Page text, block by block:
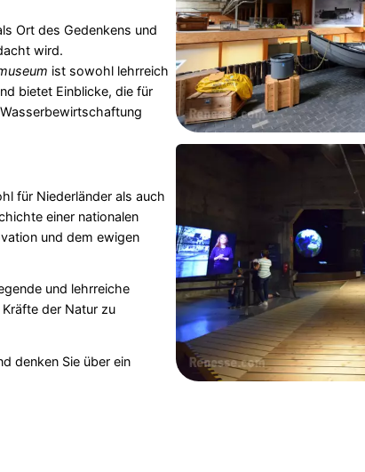
Ort des Gedenkens und
wird.
ist sowohl lehrreich
bietet Einblicke, die für
für Niederländer als auch
einer nationalen
und dem ewigen
und lehrreiche
der Natur zu
denken Sie über ein